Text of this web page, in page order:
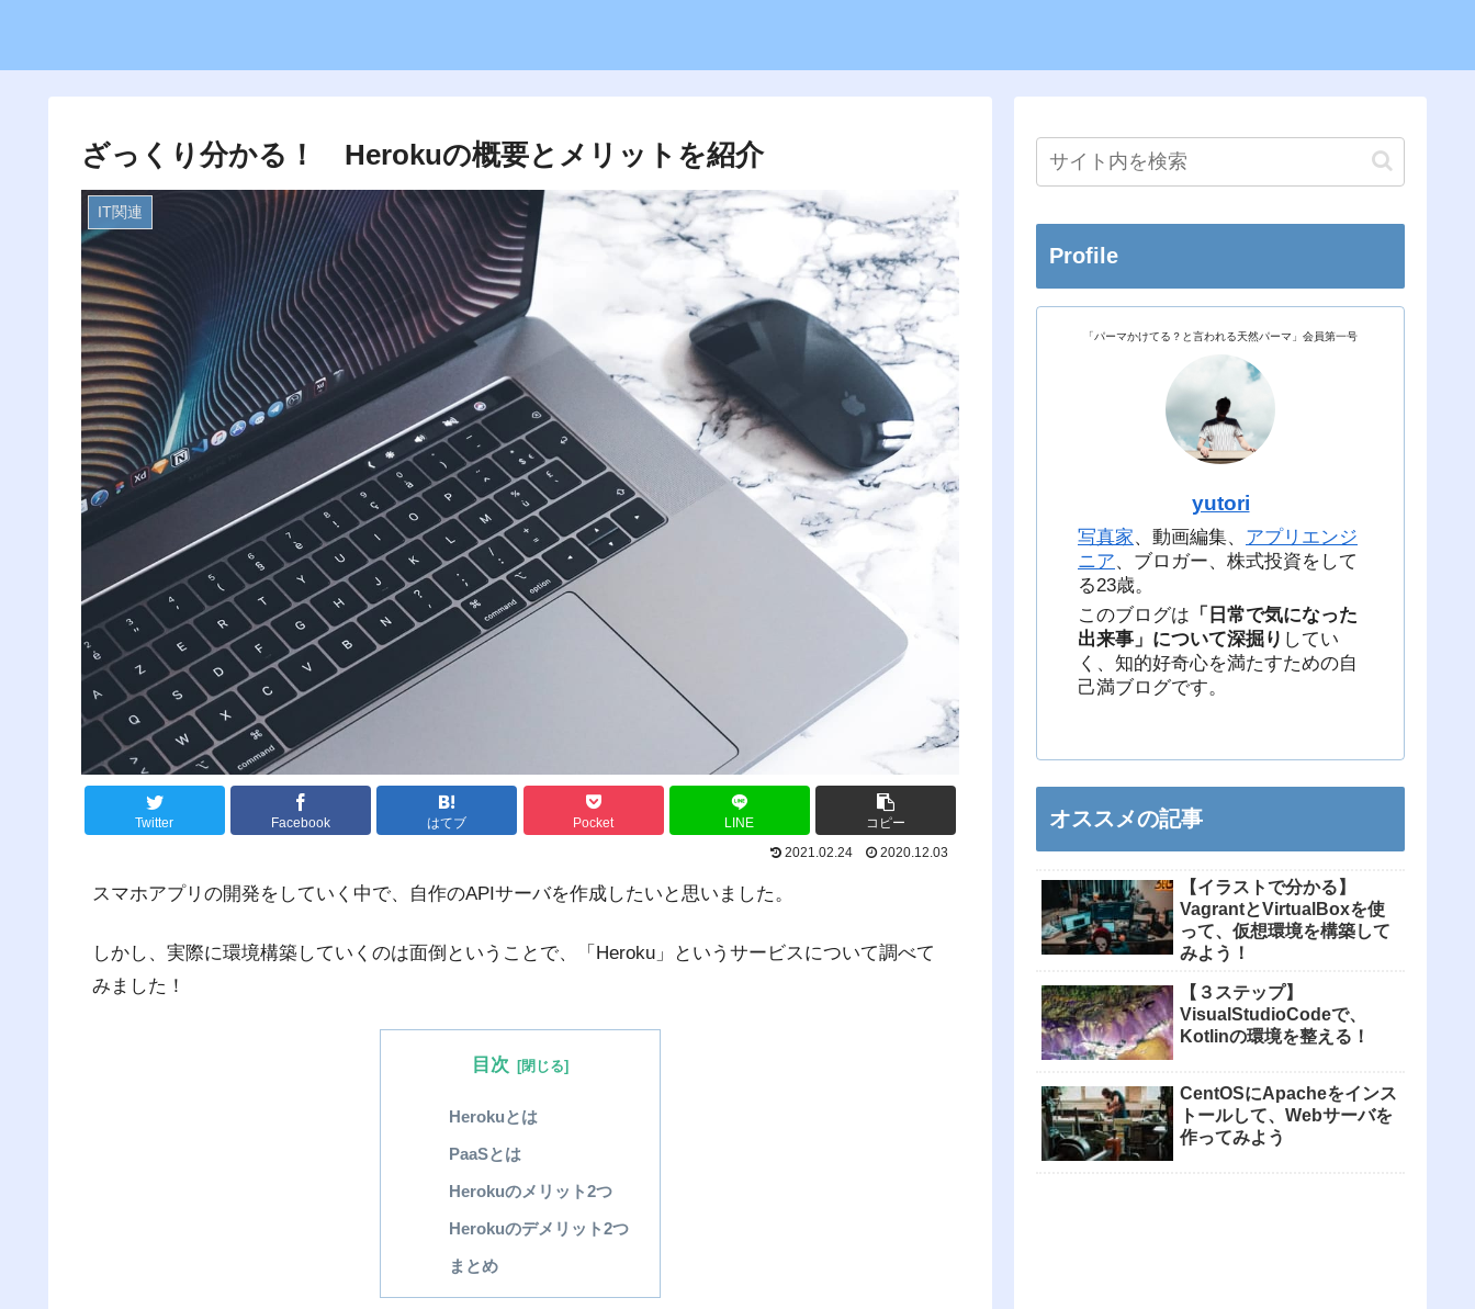
ざっくり分かる！ Herokuの概要とメリットを紹介
IT関連
Twitter Facebook はてブ Pocket LINE
コピー
2021.02.24
2020.12.03
スマホアプリの開発をしていく中で、自作のAPIサーバを作成したいと思いました。
しかし、実際に環境構築していくのは面倒ということで、「Heroku」というサービスについて調べて
みました！
目次
Herokuとは
PaaSとは
Herokuのメリット2つ
Herokuのデメリット2つ
まとめ
Profile
「パーマかけてる？と言われる天然パーマ」会員第一号
yutori
写真家、動画編集、 アプリエンジ
ニア、ブロガー、株式投資をして
る23歳。
このブログは 「日常で気になった
出来事」について深掘り してい
く、知的好奇心を満たすための自
己満ブログです。
オススメの記事
【イラストで分かる】
VagrantとVirtualBoxを使
って、仮想環境を構築して
みよう！
【３ステップ】
VisualStudioCodeで、
Kotlinの環境を整える！
CentOSにApacheをインス
トールして、Webサーバを
作ってみよう